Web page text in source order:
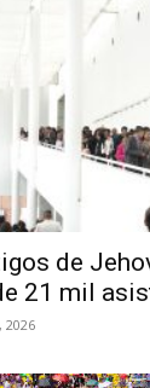
de
21 mil
2026